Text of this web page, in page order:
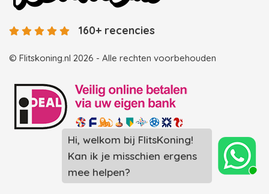
© Flitskoning.nl 2026 - Alle rechten voorbehouden
160+ recencies
Landingspagina overzicht photobooths
Landingspagina overzicht videobooths
Photobooth huren in Spijkenisse